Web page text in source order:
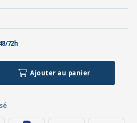
72h
Ajouter au panier